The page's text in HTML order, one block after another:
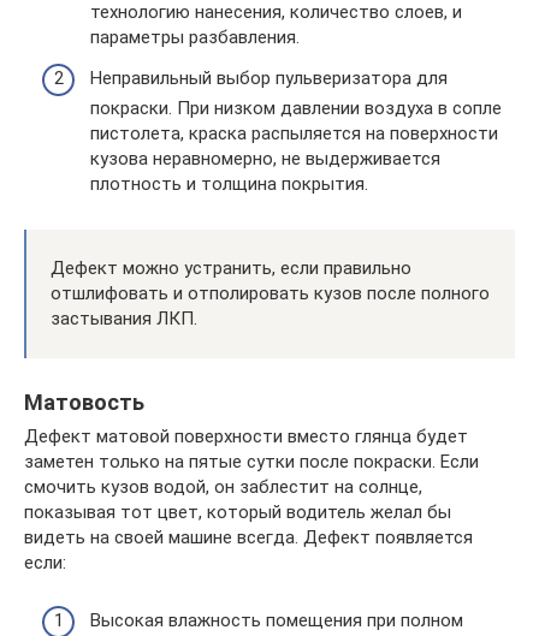
технологию нанесения, количество слоев, и
параметры разбавления.
Неправильный выбор пульверизатора для
покраски. При низком давлении воздуха в сопле
пистолета, краска распыляется на поверхности
кузова неравномерно, не выдерживается
плотность и толщина покрытия.
Дефект можно устранить, если правильно
отшлифовать и отполировать кузов после полного
застывания ЛКП.
Матовость
Дефект матовой поверхности вместо глянца будет
заметен только на пятые сутки после покраски. Если
смочить кузов водой, он заблестит на солнце,
показывая тот цвет, который водитель желал бы
видеть на своей машине всегда. Дефект появляется
если:
Высокая влажность помещения при полном